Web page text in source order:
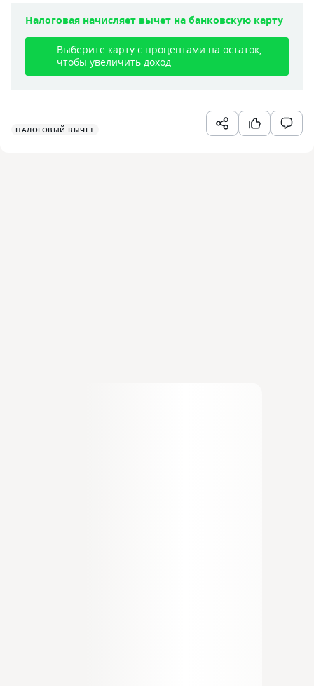
Налоговая начисляет вычет на банковскую карту
Выберите карту с процентами на остаток,
чтобы увеличить доход
НАЛОГОВЫЙ ВЫЧЕТ